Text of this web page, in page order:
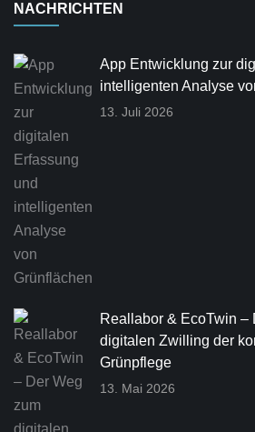
NACHRICHTEN
App Entwicklung zur
intelligenten Analyse
13. Juli 2026
Reallabor & EcoTwin –
digitalen Zwilling der
Grünpflege
13. Mai 2026